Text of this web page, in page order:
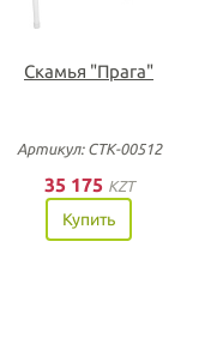
Скамья "Прага"
Артикул: СТК-00512
35 175 KZT
Купить